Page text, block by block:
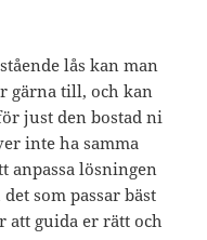
lås kan man
gärna till, och kan
just den bostad ni
inte ha samma
anpassa lösningen
som passar bäst
att guida er rätt och